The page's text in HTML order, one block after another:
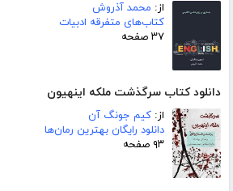
از: محمد آذروش
کتاب‌های متفرقه ادبیات
۳۷ صفحه
دانلود کتاب سرگذشت ملکه اینهیون
از: کیم جونگ آن
دانلود رایگان بهترین رمان‌ها
۹۳ صفحه